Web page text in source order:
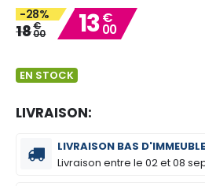
images
gallery
-28%
18€
00 13€
00
EN STOCK
LIVRAISON:
LIVRAISON BAS
Livraison entre le02 et 08